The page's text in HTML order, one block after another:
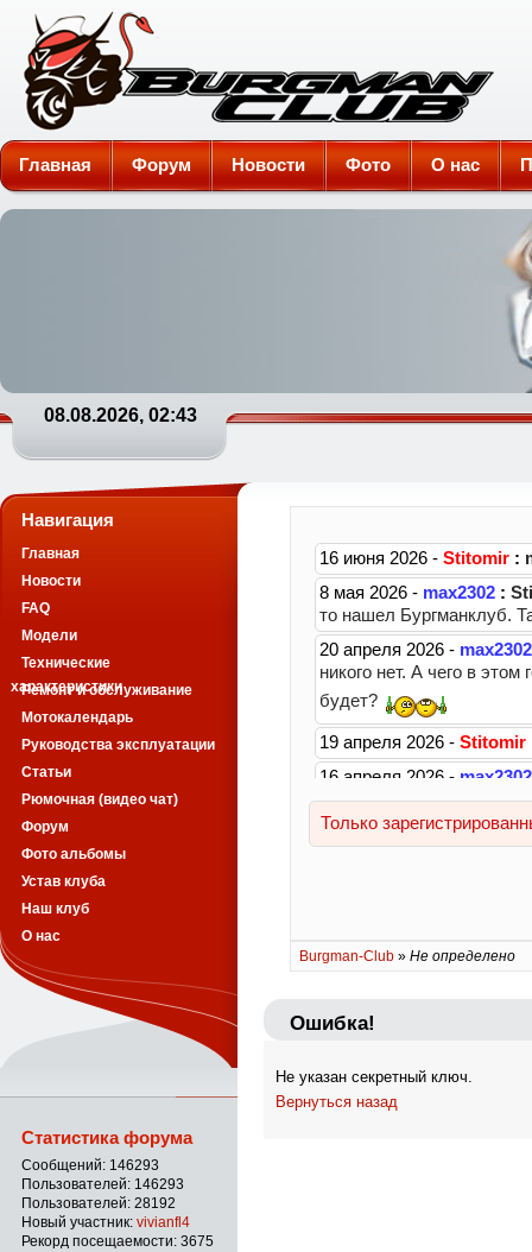
Burgman-Club
Главная Форум Новости Фото О нас
08.08.2026, 02:43
Burgman-Club » Не определено
Ошибка!
Не указан секретный ключ.
Вернуться назад
Навигация
Главная
Новости
FAQ
Модели
Технические
характеристики
Ремонт и обслуживание
Мотокалендарь
Руководства эксплуатации
Статьи
Рюмочная (видео чат)
Форум
Фото альбомы
Устав клуба
Наш клуб
О нас
Статистика форума
Сообщений: 146293
Пользователей: 146293
Пользователей: 28192
Новый участник: vivianfl4
Рекорд посещаемости: 3675